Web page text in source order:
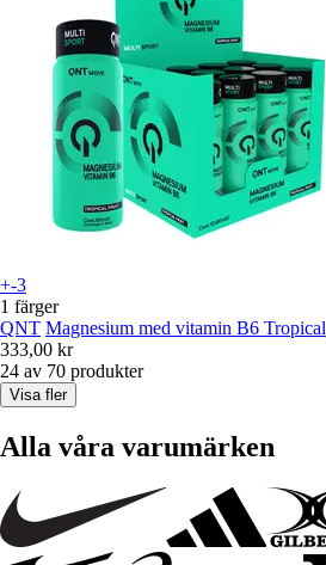
+-3
1 färger
QNT Magnesium med vitamin B6 Tropical
333,00 kr
24 av 70 produkter
Visa fler
Alla våra varumärken